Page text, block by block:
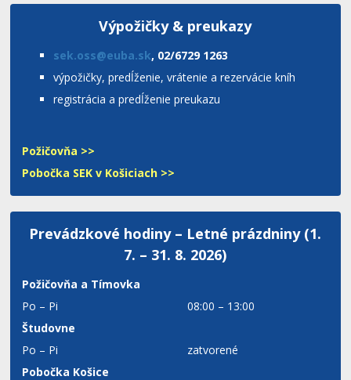
Výpožičky & preukazy
sek.oss@euba.sk, 02/6729 1263
výpožičky, predĺženie, vrátenie a rezervácie kníh
registrácia a predĺženie preukazu
Požičovňa >>
Pobočka SEK v Košiciach >>
Prevádzkové hodiny – Letné prázdniny (1.
7. – 31. 8. 2026)
Požičovňa a Tímovka
Po – Pi
08:00 – 13:00
Študovne
Po – Pi
zatvorené
Pobočka Košice